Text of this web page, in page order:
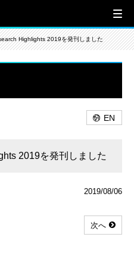
Highlights 2019を発刊しました
EN
2019を発刊しました
2019/08/06
次へ